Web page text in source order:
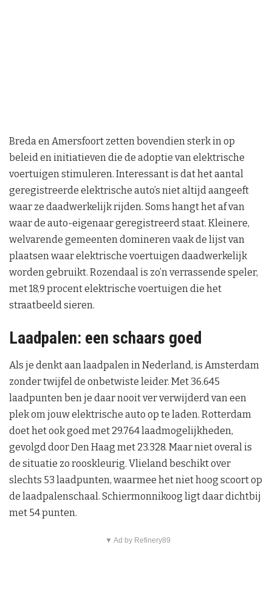
Breda en Amersfoort zetten bovendien sterk in op
beleid en initiatieven die de adoptie van elektrische
voertuigen stimuleren. Interessant is dat het aantal
geregistreerde elektrische auto’s niet altijd aangeeft
waar ze daadwerkelijk rijden. Soms hangt het af van
waar de auto-eigenaar geregistreerd staat. Kleinere,
welvarende gemeenten domineren vaak de lijst van
plaatsen waar elektrische voertuigen daadwerkelijk
worden gebruikt. Rozendaal is zo’n verrassende speler,
met 18,9 procent elektrische voertuigen die het
straatbeeld sieren.
Laadpalen: een schaars goed
Als je denkt aan laadpalen in Nederland, is Amsterdam
zonder twijfel de onbetwiste leider. Met 36.645
laadpunten ben je daar nooit ver verwijderd van een
plek om jouw elektrische auto op te laden. Rotterdam
doet het ook goed met 29.764 laadmogelijkheden,
gevolgd door Den Haag met 23.328. Maar niet overal is
de situatie zo rooskleurig. Vlieland beschikt over
slechts 53 laadpunten, waarmee het niet hoog scoort op
de laadpalenschaal. Schiermonnikoog ligt daar dichtbij
met 54 punten.
▼ Ad by Refinery89